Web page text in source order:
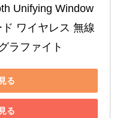
Unifying Window
ワイヤレス 無線
ラファイト
る
る